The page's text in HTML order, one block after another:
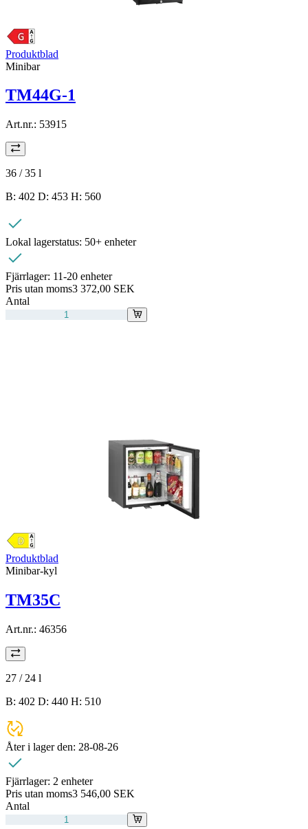
Produktblad
Minibar
TM44G-1
Art.nr.: 53915
36 / 35 l
B: 402 D: 453 H: 560
Lokal lagerstatus: 50+ enheter
Fjärrlager: 11-20 enheter
Pris utan moms3 372,00 SEK
Antal
Produktblad
Minibar-kyl
TM35C
Art.nr.: 46356
27 / 24 l
B: 402 D: 440 H: 510
Åter i lager den: 28-08-26
Fjärrlager: 2 enheter
Pris utan moms3 546,00 SEK
Antal